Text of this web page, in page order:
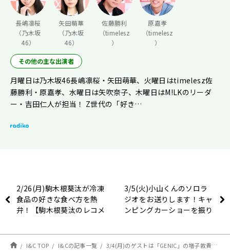
長嶋凛桜
（乃木坂
46）
矢田萌華
（乃木坂
46）
佐藤勝利
（timelesz
）
原嘉孝
（timelesz
）
その他の主な出演者
月曜日は乃木坂46長嶋凛桜・矢田萌華、火曜日はtimelesz佐
藤勝利・原嘉孝、水曜日は矢吹奈子、木曜日はM!LKのリーダ
ー・吉田仁人が担当！ Z世代の「好き…
2/26(月)駒木根葵汰が冷凍
食品の好きな食べ方を熱
弁！【駒木根葵汰のレコメ
3/5(火)小山くんのソロラ
ジオをお送りします！キャ
ンピングカーショーを振り
I&C TOP I&Cの記事一覧 3/4(月)のゲストは「GENIC」の増子敦貴さんと西本茉生さん！【駒木根葵汰のレコメン！】